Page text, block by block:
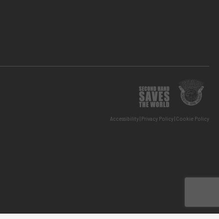
Accessibility Privacy Policy Cookie Policy